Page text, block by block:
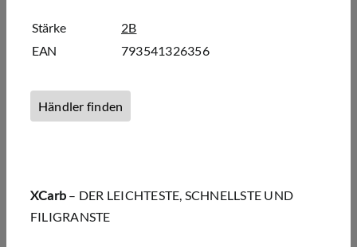
Stärke
2B
EAN
793541326356
Händler finden
XCarb – DER LEICHTESTE, SCHNELLSTE UND
FILIGRANSTE